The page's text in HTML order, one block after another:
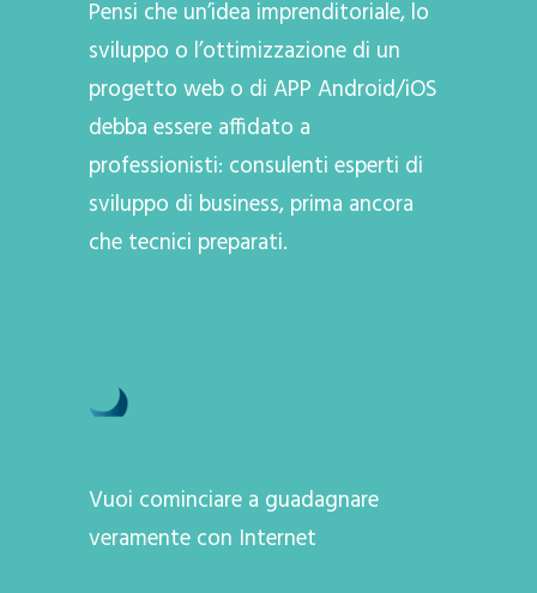
Pensi che un’idea imprenditoriale, lo
sviluppo o l’ottimizzazione di un
progetto web o di APP Android/iOS
debba essere affidato a
professionisti: consulenti esperti di
sviluppo di business, prima ancora
che tecnici preparati.
Vuoi cominciare a guadagnare
veramente con Internet